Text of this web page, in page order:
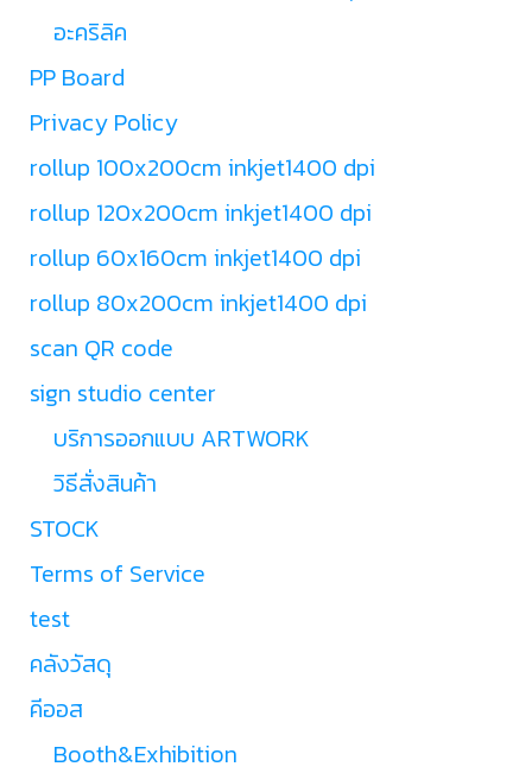
อะคริลิค
PP Board
Privacy Policy
rollup 100x200cm inkjet1400 dpi
rollup 120x200cm inkjet1400 dpi
rollup 60x160cm inkjet1400 dpi
rollup 80x200cm inkjet1400 dpi
scan QR code
sign studio center
บริการออกแบบ ARTWORK
วิธีสั่งสินค้า
STOCK
Terms of Service
test
คลังวัสดุ
คีออส
Booth&Exhibition